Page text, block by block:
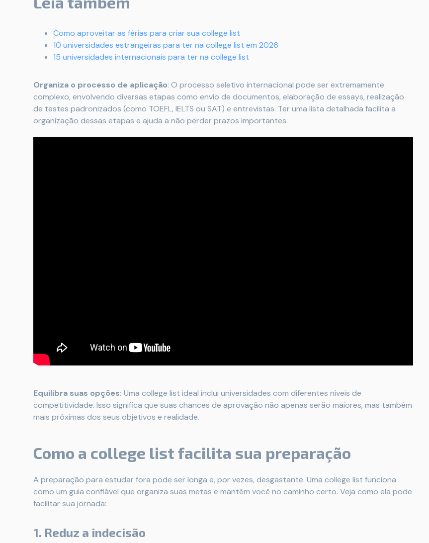
Como aproveitar as férias para criar sua college list
10 universidades estrangeiras para ter na college list em 2026
15 universidades internacionais para ter na college list
Organiza o processo de aplicação: O processo seletivo internacional pode ser extremamente
complexo, envolvendo diversas etapas como envio de documentos, elaboração de essays, realização
de testes padronizados (como TOEFL, IELTS ou SAT) e entrevistas. Ter uma lista detalhada facilita a
organização dessas etapas e ajuda a não perder prazos importantes.
Equilibra suas opções: Uma college list ideal inclui universidades com diferentes níveis de
competitividade. Isso significa que suas chances de aprovação não apenas serão maiores, mas também
mais próximas dos seus objetivos e realidade.
Como a college list facilita sua preparação
A preparação para estudar fora pode ser longa e, por vezes, desgastante. Uma college list funciona
como um guia confiável que organiza suas metas e mantém você no caminho certo. Veja como ela pode
facilitar sua jornada:
1. Reduz a indecisão